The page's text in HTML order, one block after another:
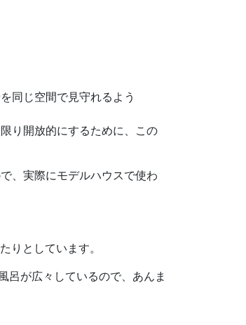
同じ空間で見守れるよう
り開放的にするために、この
、実際にモデルハウスで使わ
りとしています。
呂が広々しているので、あんま